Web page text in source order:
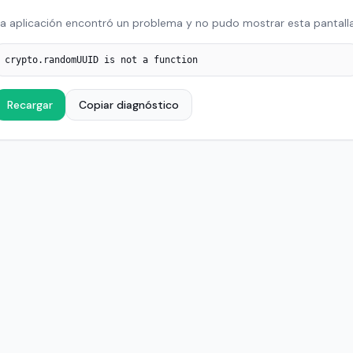
aplicación encontró un problema y no pudo mostrar esta
crypto.randomUUID is not a function
Recargar Copiar diagnóstico